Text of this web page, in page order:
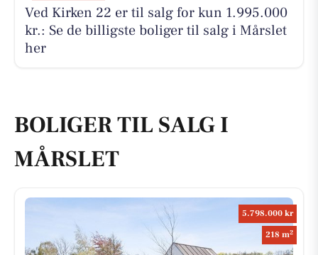
Ved Kirken 22 er til salg for kun 1.995.000
kr.: Se de billigste boliger til salg i Mårslet
her
BOLIGER TIL SALG I
MÅRSLET
5.798.000 kr
218 m2